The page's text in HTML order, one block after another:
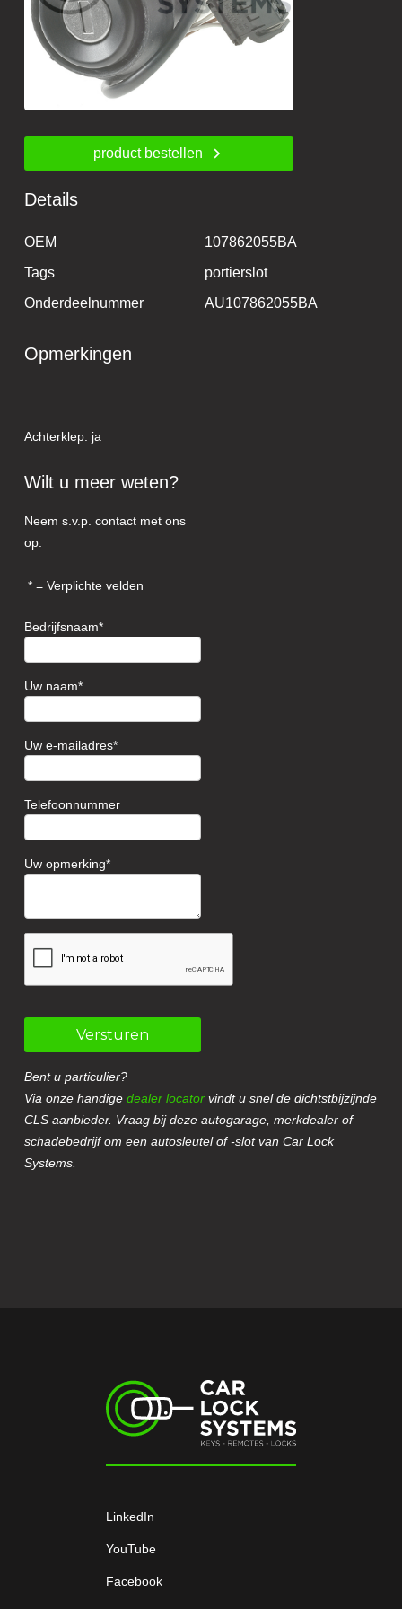
product bestellen
Details
OEM
107862055BA
Tags
portierslot
Onderdeelnummer
AU107862055BA
Opmerkingen
Achterklep: ja
Wilt u meer weten?
Neem s.v.p. contact met ons
op.
= Verplichte velden
Bedrijfsnaam
Uw naam
Uw e-mailadres
Telefoonnummer
Uw opmerking
Versturen
Bent u particulier?
Via onze handigedealer locator vindt u snel de dichtstbijzijnde
CLS aanbieder. Vraag bij deze autogarage, merkdealer of
schadebedrijf om een autosleutel of -slot van Car Lock
Systems.
LinkedIn
YouTube
Facebook